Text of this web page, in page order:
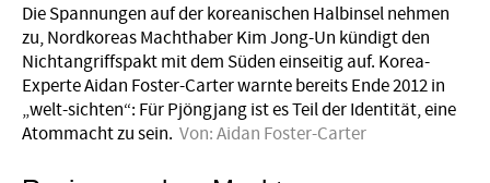
Die Spannungen auf der koreanischen Halbinsel nehmen
zu, Nordkoreas Machthaber Kim Jong-Un kündigt den
Nichtangriffspakt mit dem Süden einseitig auf. Korea-
Experte Aidan Foster-Carter warnte bereits Ende 2012 in
„welt-sichten“: Für Pjöngjang ist es Teil der Identität, eine
Atommacht zu sein. Von:Aidan Foster-Carter